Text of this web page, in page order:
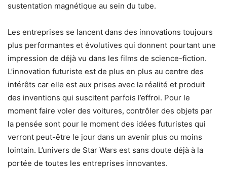
sustentation magnétique au sein du tube.
Les entreprises se lancent dans des innovations toujours
plus performantes et évolutives qui donnent pourtant une
impression de déjà vu dans les films de science-fiction.
L’innovation futuriste est de plus en plus au centre des
intérêts car elle est aux prises avec la réalité et produit
des inventions qui suscitent parfois l’effroi. Pour le
moment faire voler des voitures, contrôler des objets par
la pensée sont pour le moment des idées futuristes qui
verront peut-être le jour dans un avenir plus ou moins
lointain. L’univers de Star Wars est sans doute déjà à la
portée de toutes les entreprises innovantes.